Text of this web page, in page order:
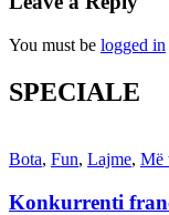
You must be logged in
SPECIALE
Bota, Fun, Lajme, Më
Konkurrenti